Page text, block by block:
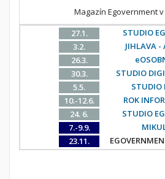
Magazín Egovernment v
27.1.
STUDIO
3.2.
JIHLAVA -
26.3.
30.3.
STUDIO
5.5.
STUDIO
10.-12.6.
ROK
24. 6.
STUDIO
7.-9.9.
23.11.